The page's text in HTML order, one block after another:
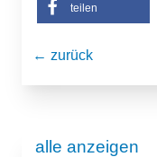
teilen
← zurück
alle anzeigen